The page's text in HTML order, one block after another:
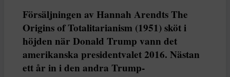
Försäljningen av Hannah Arendts The
Origins of Totalitarianism (1951) sköt i
höjden när Donald Trump vann det
amerikanska presidentvalet 2016. Nästan
ett år in i den andra Trump-